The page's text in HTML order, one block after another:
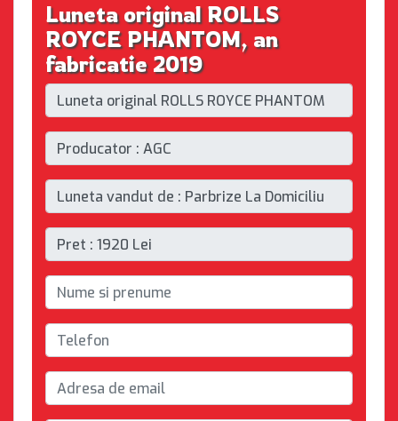
Luneta original ROLLS
ROYCE PHANTOM, an
fabricatie 2019